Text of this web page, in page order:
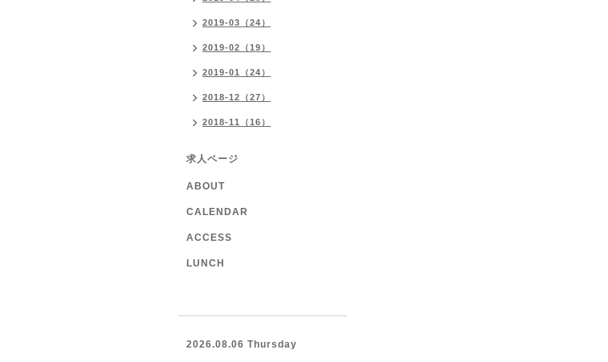
2019-03（24）
2019-02（19）
2019-01（24）
2018-12（27）
2018-11（16）
求人ページ
ABOUT
CALENDAR
ACCESS
LUNCH
2026.08.06 Thursday